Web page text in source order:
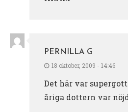
PERNILLA G
18 oktober, 2009 - 14:46
Det här var
åriga dottern var